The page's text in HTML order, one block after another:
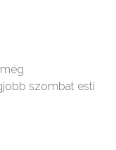
szombat esti